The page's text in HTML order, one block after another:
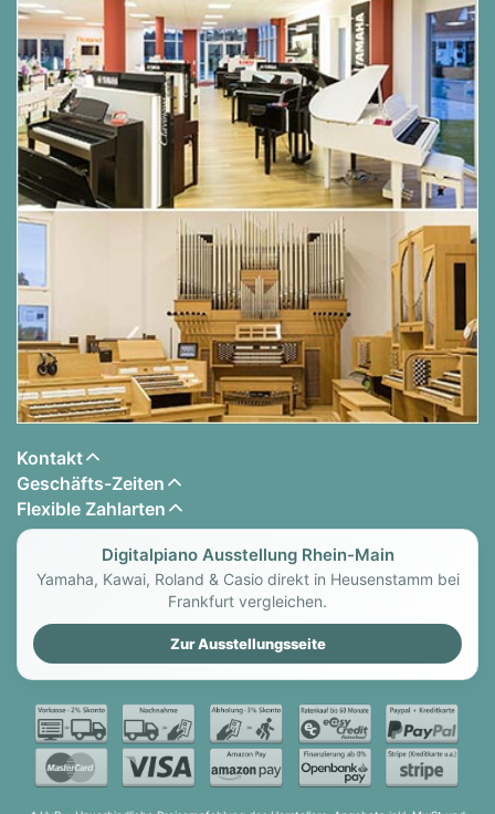
Kontakt
Geschäfts-Zeiten
Flexible Zahlarten
Digitalpiano Ausstellung Rhein-Main
Yamaha, Kawai, Roland & Casio direkt in Heusenstamm bei
Frankfurt vergleichen.
Zur Ausstellungsseite